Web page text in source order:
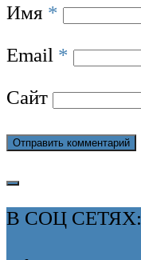
Имя *
Email *
Сайт
В СОЦ СЕТЯХ: